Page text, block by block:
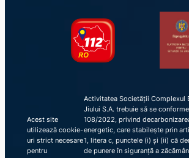
Acest site
utilizează cookie-
uri strict necesare
pentru
Activitatea Societății Complexul
Jiului S.A. trebuie să se
108/2022, privind
energetic, care stabilește prin
1, litera c, punctele (i) și (ii) că
de punere în siguranță a